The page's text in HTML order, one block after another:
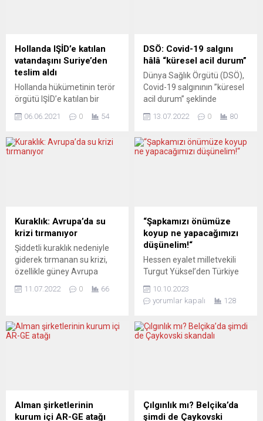
Hollanda IŞİD’e katılan
vatandaşını Suriye’den
teslim aldı
Hollanda hükümetinin terör
örgütü IŞİD’e katılan bir
ülkeye geri getirmek üzere
grubu teslim aldı. Kamu
yayın kuruluşu NOS’taki
bulunduğu heyet dün akşam
Suriye’ye vardı. Haberde,
Hollanda heyetinin, İlham
B....
06.06.2021 0 54
DSÖ: Covid-19 salgını
hâlâ “küresel acil durum”
Dünya Sağlık Örgütü (DSÖ),
Covid-19 salgınının ”küresel
acil durum” şeklinde
edilmesi yönünde karar aldı.
açıklamada, 8 Temmuz’da
DSÖ Acil Durum
Sağlığı Acil Durumu (PHEIC)
kategorisinde
değerlendirilmesi yönünde
Komitenin tavsiyede
bulunduğu ve bu önerinin
kabul edildiği...
13.07.2022 0 80
Kuraklık: Avrupa’da su
krizi tırmanıyor
Şiddetli kuraklık nedeniyle
giderek tırmanan su krizi,
özellikle güney Avrupa
önlemlerini de beraberinde
tatlı su kaynakları… İklim
değişikliği, Avrupa’daki
kuraklık dönemlerinin ve
artan su...
11.07.2022 0 66
“Şapkamızı önümüze
koyup ne yapacağımızı
düşünelim!“
Hessen eyalet milletvekili
Turgut Yüksel’den Türkiye
“Türkiye’deki seçimlere
gösterdikleri duyarlığı
gösterselerdi belki sonuçlar
da daha başka olurdu.“
kalan SPD’nin (Almanya
Sosyal Demokrat Partisi)
10.10.2023
yorumlar kapalı
128
Alman şirketlerinin
kurum içi AR-GE atağı
Çılgınlık mı? Belçika’da
şimdi de Çaykovski